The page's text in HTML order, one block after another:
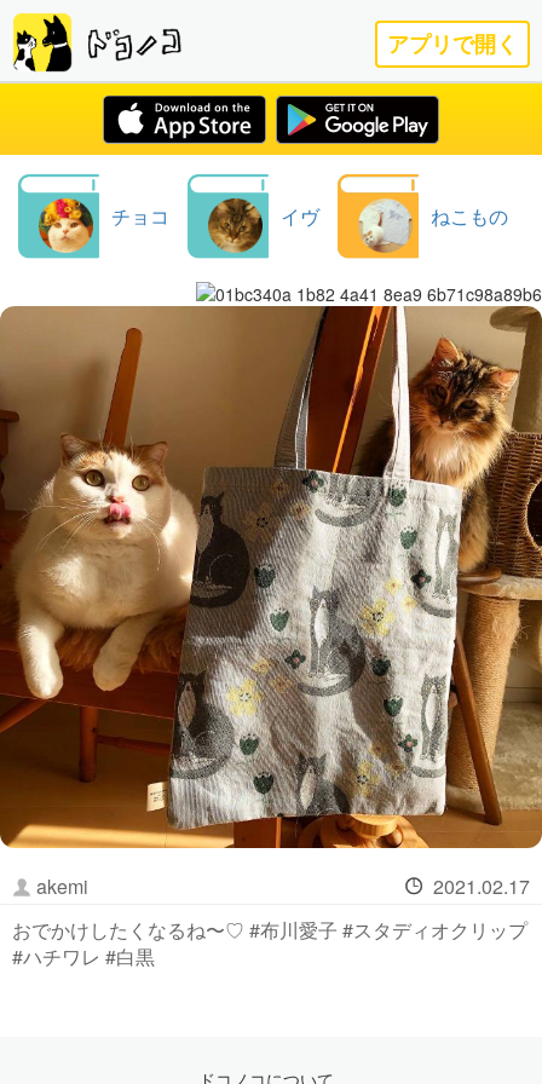
アプリで開く
チョコ イヴ ねこもの
akemi
2021.02.17
おでかけしたくなるね〜♡ #布川愛子 #スタディオクリップ
#ハチワレ #白黒